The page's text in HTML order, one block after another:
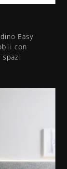
Easy
con